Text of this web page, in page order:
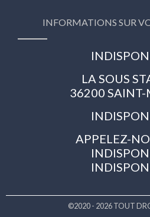
INFORMATIONS SUR
LA SOUS
36200 SAINT-
APPELEZ-
©2020 - 2026 TOUT